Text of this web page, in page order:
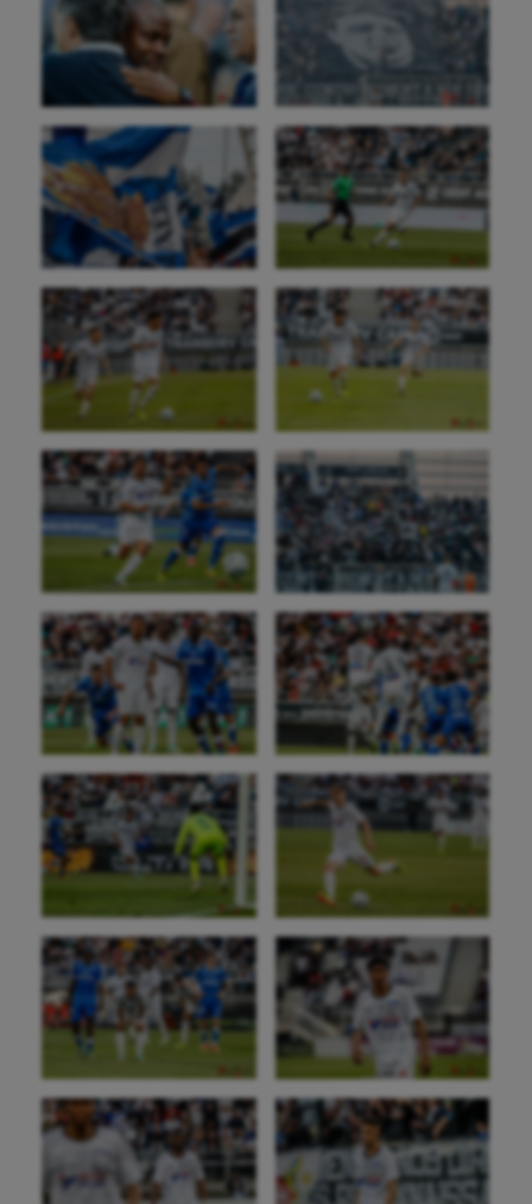
Baseball
Billard
Boules lyonnaises
Canoë-kayak
Cerf Volant
Cheerleading
Course à pied
Cyclisme
Danse
Equitation
Escalade
Escrime
Fitness
Flag football
Football américain
Futsal
Golf
Gymnastique
Gymnastique rythmique
Haltérophilie
Handisport
Hippisme
Jeux Olympiques et Paralympiques
Kayak-polo